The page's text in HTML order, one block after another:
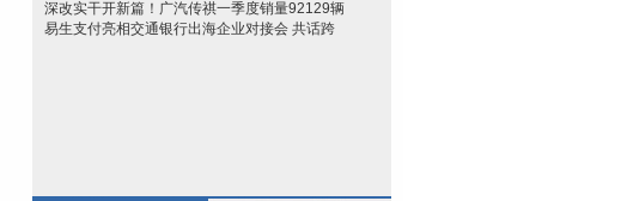
深改实干开新篇！广汽传祺一季度销量92129辆
易生支付亮相交通银行出海企业对接会 共话跨